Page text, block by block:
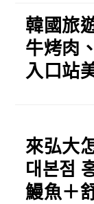
韓國旅
牛烤肉
入口站
來弘大
대본점
鰻魚＋